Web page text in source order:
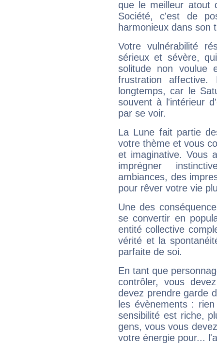
que le meilleur atout
Société, c'est de
harmonieux dans son
Votre vulnérabilité
sérieux et sévère,
solitude non voulue
frustration
longtemps, car le
souvent à l'intérieur
par se voir.
La Lune fait partie
votre thème et vous
et imaginative. Vous
imprégner
ambiances, des
pour rêver votre vie
Une des
se convertir en
entité collective
vérité et la
parfaite de soi.
En tant que
contrôler, vous
devez prendre garde
les évènements :
sensibilité est riche,
gens, vous vous
votre énergie pour...